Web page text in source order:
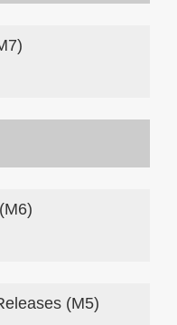
(M5)